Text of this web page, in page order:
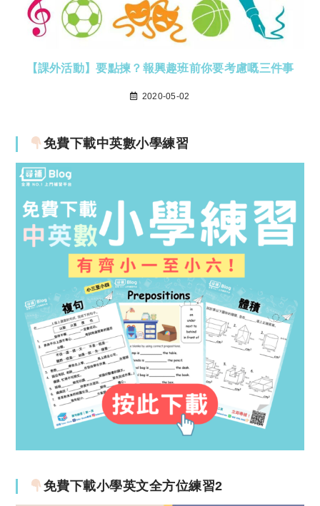
【課外活動】要點揀？報興趣班前你要考慮嘅三件事
2020-05-02
免費下載中英數小學練習
免費下載小學英文全方位練習2